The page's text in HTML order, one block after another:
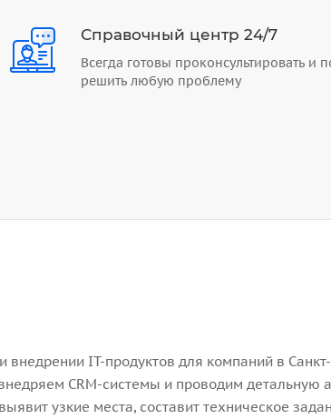
Справочный центр 24/7
Всегда готовы проконсультировать и
решить любую проблему
IT-продуктов для компаний в
CRM-системы и проводим детальную
узкие места, составит техническое